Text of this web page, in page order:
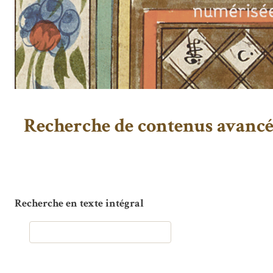
Recherche de contenus
Recherche en texte intégral